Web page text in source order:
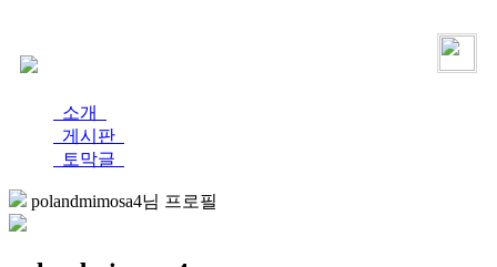
소개
게시판
토막글
polandmimosa4님 프로필